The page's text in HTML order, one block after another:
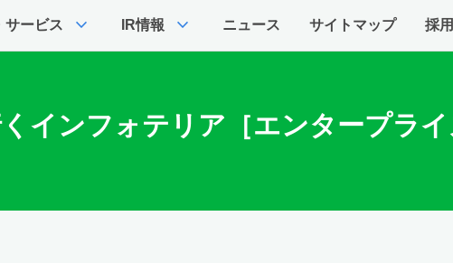
サービス expand_more IR情報 expand_more ニュース サイトマップ 採
インフォテリア［エンタープライ